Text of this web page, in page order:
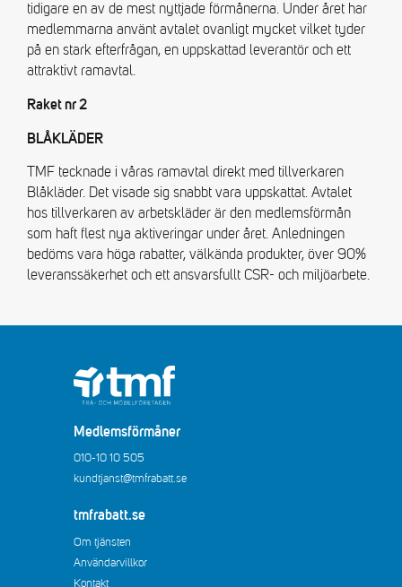
tidigare en av de mest nyttjade förmånerna. Under året har
medlemmarna använt avtalet ovanligt mycket vilket tyder
på en stark efterfrågan, en uppskattad leverantör och ett
attraktivt ramavtal.
Raket nr 2
BLÅKLÄDER
TMF tecknade i våras ramavtal direkt med tillverkaren
Blåkläder. Det visade sig snabbt vara uppskattat. Avtalet
hos tillverkaren av arbetskläder är den medlemsförmån
som haft flest nya aktiveringar under året. Anledningen
bedöms vara höga rabatter, välkända produkter, över 90%
leveranssäkerhet och ett ansvarsfullt CSR- och miljöarbete.
Medlemsförmåner
010-10 10 505
kundtjanst@tmfrabatt.se
tmfrabatt.se
Om tjänsten
Användarvillkor
Kontakt